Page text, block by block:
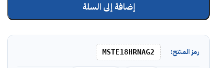
إضافة إلى السلة
رمز المنتج: MSTE18HRNAG2